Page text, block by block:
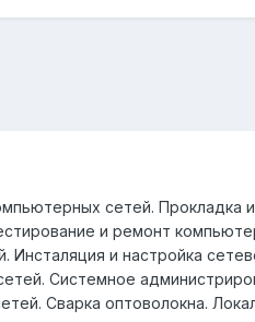
сетей. Прокладка
и ремонт
Инсталяция и настройка
Системное
Сварка оптоволокна.